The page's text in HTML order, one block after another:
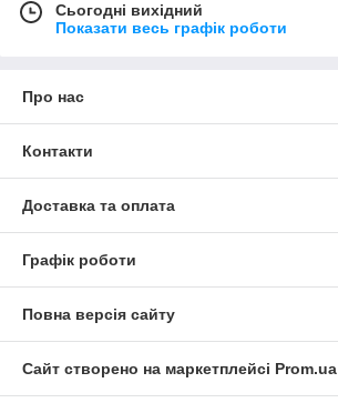
Сьогодні вихідний
Показати весь графік роботи
Про нас
Контакти
Доставка та оплата
Графік роботи
Повна версія сайту
Сайт створено на маркетплейсі Prom.ua